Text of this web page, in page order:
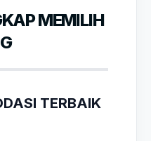
MEMILIH
TERBAIK